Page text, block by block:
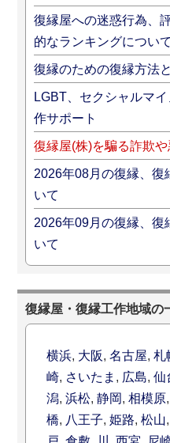
復縁屋への迷惑行為、
的なランキングについて
復縁のための復縁方法
LGBT、セクシャルマ
作サポート
復縁屋(株)を騙る詐欺
2026年08月の復縁、復
いて
2026年09月の復縁、復
いて
復縁屋・復縁工作地域の
横浜, 大阪, 名古屋, 札
崎, さいたま , 広島, 仙
潟, 浜松, 静岡, 相模原,
橋, 八王子, 姫路, 松山,